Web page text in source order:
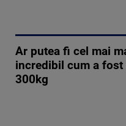
Ar putea fi cel mai
incredibil cum a
300kg